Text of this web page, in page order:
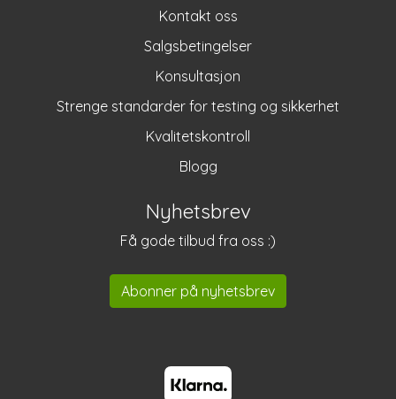
Kontakt oss
Salgsbetingelser
Konsultasjon
Strenge standarder for testing og sikkerhet
Kvalitetskontroll
Blogg
Nyhetsbrev
Få gode tilbud fra oss :)
Abonner på nyhetsbrev